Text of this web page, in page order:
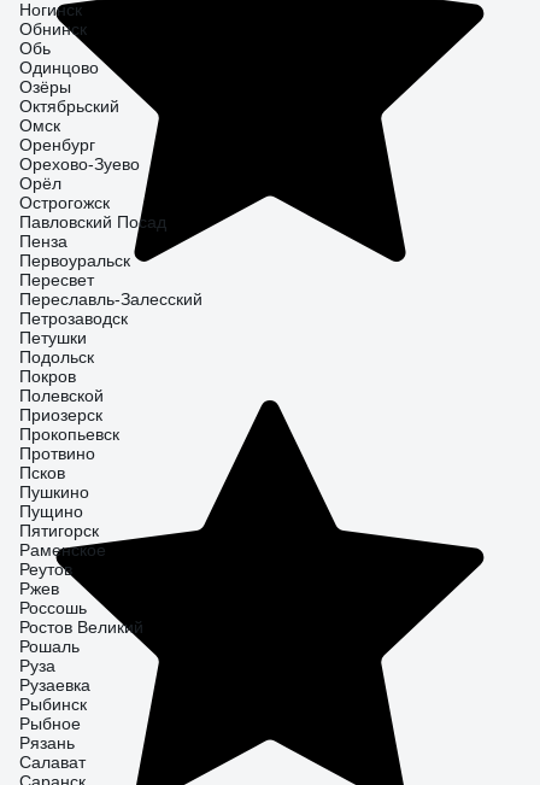
Ногинск
Обнинск
Обь
Одинцово
Озёры
Октябрьский
Омск
Оренбург
Орехово-Зуево
Орёл
Острогожск
Павловский Посад
Пенза
Первоуральск
Пересвет
Переславль-Залесский
Петрозаводск
Петушки
Подольск
Покров
Полевской
Приозерск
Прокопьевск
Протвино
Псков
Пушкино
Пущино
Пятигорск
Раменское
Реутов
Ржев
Россошь
Ростов Великий
Рошаль
Руза
Рузаевка
Рыбинск
Рыбное
Рязань
Салават